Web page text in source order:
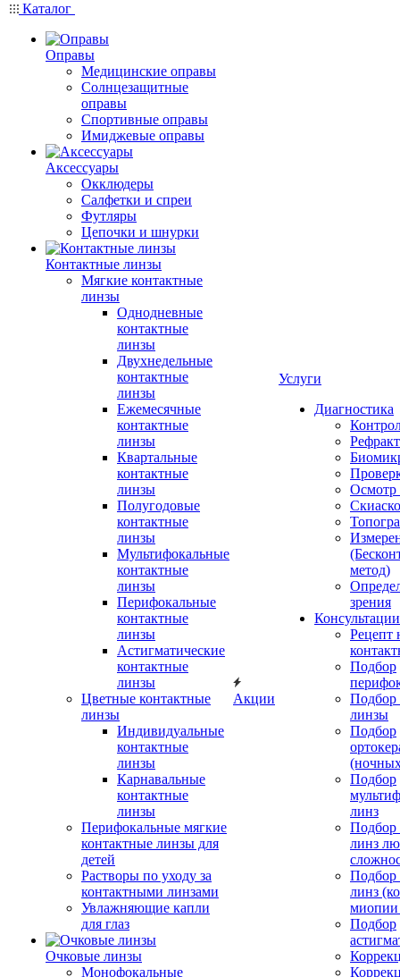
Каталог
Оправы
Медицинские оправы
Солнцезащитные
оправы
Спортивные оправы
Имиджевые оправы
Аксессуары
Окклюдеры
Салфетки и спреи
Футляры
Цепочки и шнурки
Контактные линзы
Мягкие контактные
линзы
Однодневные
контактные
линзы
Двухнедельные
контактные
линзы
Ежемесячные
контактные
линзы
Квартальные
контактные
линзы
Полугодовые
контактные
линзы
Мультифокальные
контактные
линзы
Перифокальные
контактные
линзы
Астигматические
контактные
линзы
Цветные контактные
линзы
Индивидуальные
контактные
линзы
Карнавальные
контактные
линзы
Перифокальные мягкие
контактные линзы для
детей
Растворы по уходу за
контактными линзами
Увлажняющие капли
для глаз
Очковые линзы
Монофокальные
Акции
Услуги
Диагностика
Осмотр
метод)
зрения
Рецепт
Подбор
Подбор
линзы
Подбор
Подбор
линз
Подбор
линз
Подбор
линз
миопии
Подбор